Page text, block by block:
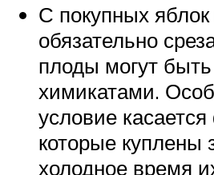
С покупных
обязательно
плоды могут
химикатами.
условие
которые куплены
холодное время